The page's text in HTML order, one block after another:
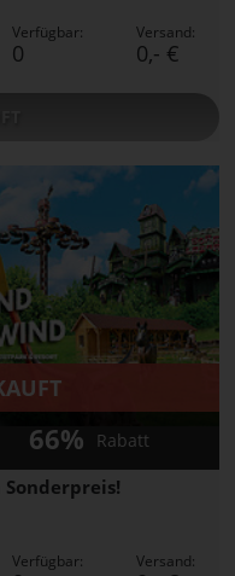
Verfügbar:
0
Versand:
0,- €
66% Rabatt
Verfügbar: Versand: